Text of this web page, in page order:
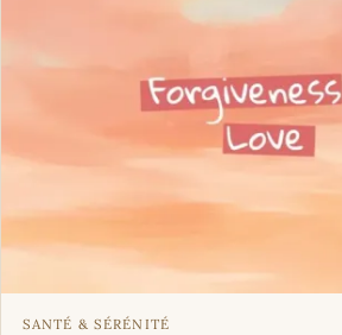
SANTÉ & SÉRÉNITÉ